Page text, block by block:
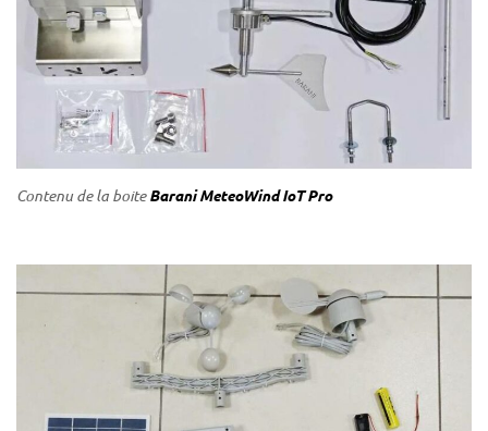
Contenu de la boiteBarani MeteoWind IoT Pro